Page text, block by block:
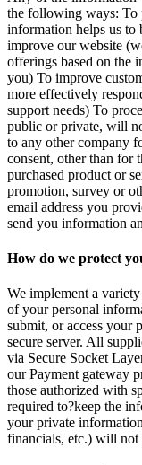
the following ways: To
information helps us to
improve our website
offerings based on the
you) To improve
more effectively
support needs) To
public or private, will
to any other company
consent, other than for
purchased product or
promotion, survey or
email address you
send you information
How do we protect
We implement a
of your personal
submit, or access your
secure server. All
via Secure Socket
our Payment gateway
those authorized with
required to?keep the
your private
financials, etc.) will not